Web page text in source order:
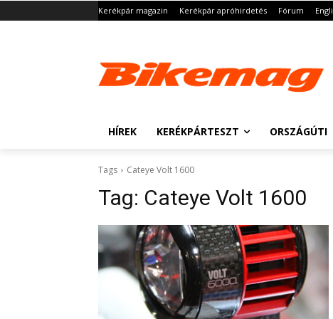
Kerékpár magazin Kerékpár apróhirdetés Fórum
HÍREK KERÉKPÁRTESZT ORSZÁGÚTI
Tags Cateye Volt 1600
Tag: Cateye Volt 1600